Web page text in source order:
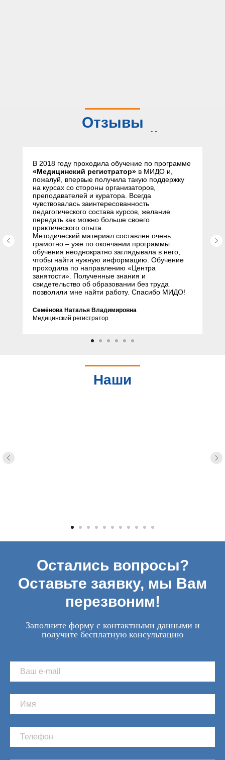
Отзывы
слушателей
В 2018 году проходила обучение по программе
«Медицинский регистратор» в МИДО и,
пожалуй, впервые получила такую поддержку
на курсах со стороны организаторов,
преподавателей и куратора. Всегда
чувствовалась заинтересованность
педагогического состава курсов, желание
передать как можно больше своего
практического опыта.
Методический материал составлен очень
грамотно – уже по окончании программы
обучения неоднократно заглядывала в него,
чтобы найти нужную информацию. Обучение
проходила по направлению «Центра
занятости». Полученные знания и
свидетельство об образовании без труда
позволили мне найти работу. Спасибо МИДО!
Семёнова Наталья Владимировна
Медицинский регистратор
Наши
Остались вопросы?
Оставьте заявку, мы Вам
перезвоним!
Заполните форму с контактными данными и
получите бесплатную консультацию